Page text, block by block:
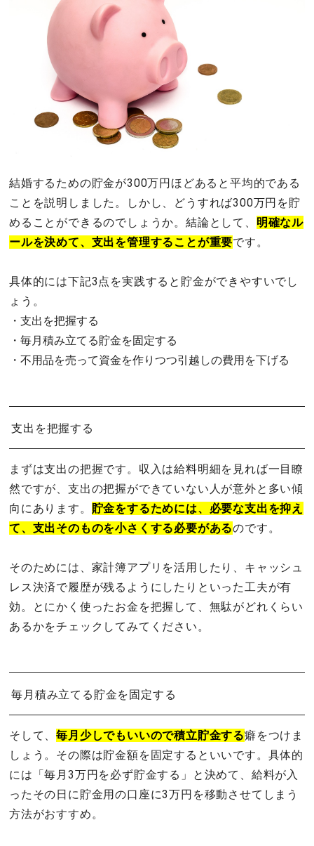
結婚するための貯金が300万円ほどあると平均的である
ことを説明しました。しかし、どうすれば300万円を貯
めることができるのでしょうか。結論として、 明確なル
ールを決めて、支出を管理することが重要です。
具体的には下記3点を実践すると貯金ができやすいでし
ょう。
・支出を把握する
・毎月積み立てる貯金を固定する
・不用品を売って資金を作りつつ引越しの費用を下げる
支出を把握する
まずは支出の把握です。収入は給料明細を見れば一目瞭
然ですが、支出の把握ができていない人が意外と多い傾
向にあります。 貯金をするためには、必要な支出を抑え
て、支出そのものを小さくする必要があるのです。
そのためには、家計簿アプリを活用したり、キャッシュ
レス決済で履歴が残るようにしたりといった工夫が有
効。とにかく使ったお金を把握して、無駄がどれくらい
あるかをチェックしてみてください。
毎月積み立てる貯金を固定する
そして、毎月少しでもいいので積立貯金する癖をつけま
しょう。その際は貯金額を固定するといいです。具体的
には「毎月3万円を必ず貯金する」と決めて、給料が入
ったその日に貯金用の口座に3万円を移動させてしまう
方法がおすすめ。